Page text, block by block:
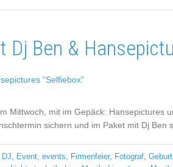
Ben &
Mittwoch, mit im Gepäck: Hansepictures
sichern und im Paket mit Dj Ben
DJ, Event, events, Firmenfeier, Fotograf,